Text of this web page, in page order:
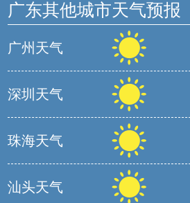
广东其他城市天气预报
广州天气
深圳天气
珠海天气
汕头天气